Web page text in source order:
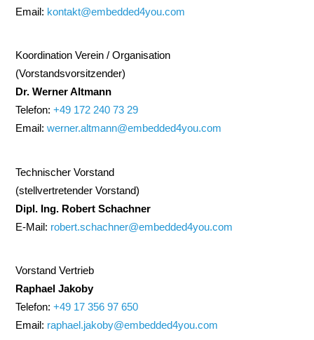
Email: kontakt@embedded4you.com
Koordination Verein / Organisation
(Vorstandsvorsitzender)
Dr. Werner Altmann
Telefon:+49 172 240 73 29
Email:werner.altmann@embedded4you.com
Technischer Vorstand
(stellvertretender Vorstand)
Dipl. Ing. Robert Schachner
E-Mail: robert.schachner@embedded4you.com
Vorstand Vertrieb
Raphael Jakoby
Telefon:+49 17 356 97 650
Email: raphael.jakoby@embedded4you.com